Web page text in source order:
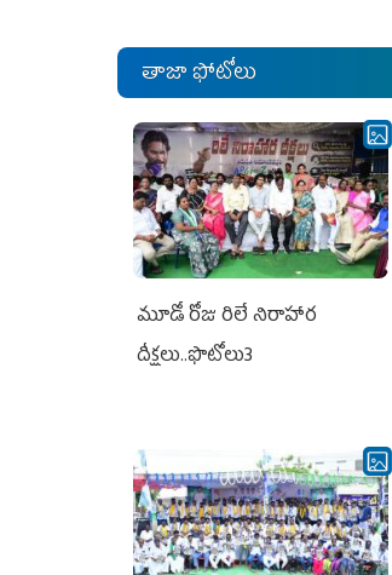
తాజా ఫోటోలు
మూడో రోజు రిలే నిరాహార
దీక్షలు..ఫొటోలు3